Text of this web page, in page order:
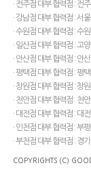
· 전주점 대부 협력점 : 전
· 강남점 대부 협력점 : 서
· 수원점 대부 협력점 : 수
· 일산점 대부 협력점 : 고
· 안산점 대부 협력점 : 안
· 평택점 대부 협력점 : 평
· 창원점 대부 협력점 : 창
· 천안점 대부 협력점 : 천
· 대전점 대부 협력점 : 대
· 인천점 대부 협력점 : 부
· 부천점 대부 협력점 : 경
COPYRIGHTS (C)